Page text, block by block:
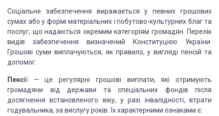
Соціальне забезпечення виражається у певних грошових
сумах або у формі матеріальних і побутово-культурних благ та
послуг, що надаються окремим категоріям громадян. Перелік
видів забезпечення визначений Конституцією України.
Грошові суми виплачуються, як правило, у вигляді пенсій та
допомог.
Пенсії — це регулярні грошові виплати, які отримують
громадяни від держави та спеціальних фондів після
досягнення встановленого віку, у разі інвалідності, втрати
годувальника, за вислугу років. Їх характерними ознаками є: